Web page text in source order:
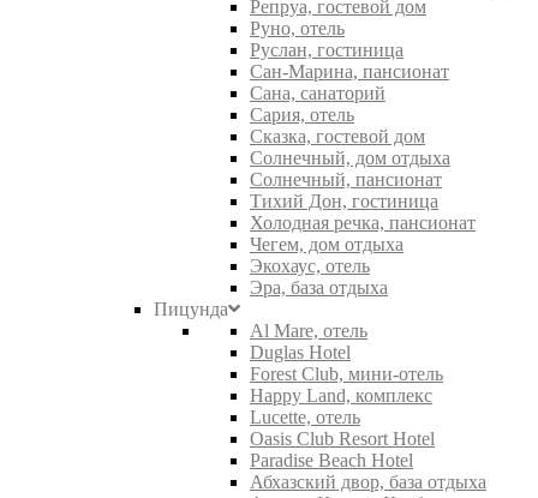
Репруа, гостевой дом
Руно, отель
Руслан, гостиница
Сан-Марина, пансионат
Сана, санаторий
Сария, отель
Сказка, гостевой дом
Солнечный, дом отдыха
Солнечный, пансионат
Тихий Дон, гостиница
Холодная речка, пансионат
Чегем, дом отдыха
Экохаус, отель
Эра, база отдыха
Пицунда
Al Mare, отель
Duglas Hotel
Forest Club, мини-отель
Happy Land, комплекс
Lucette, отель
Oasis Club Resort Hotel
Paradise Beach Hotel
Абхазский двор, база отдыха